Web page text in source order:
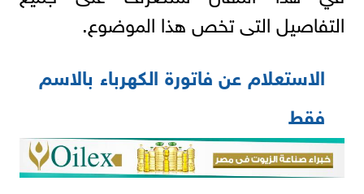
التفاصيل التى تخص هذا الموضوع.
الاستعلام عن فاتورة الكهرباء بالاسم
فقط